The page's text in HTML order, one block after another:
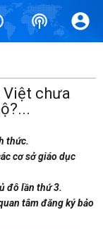
Việt chưa
thức.
cơ sở giáo dục
đô lần thứ 3.
tâm đăng ký bảo